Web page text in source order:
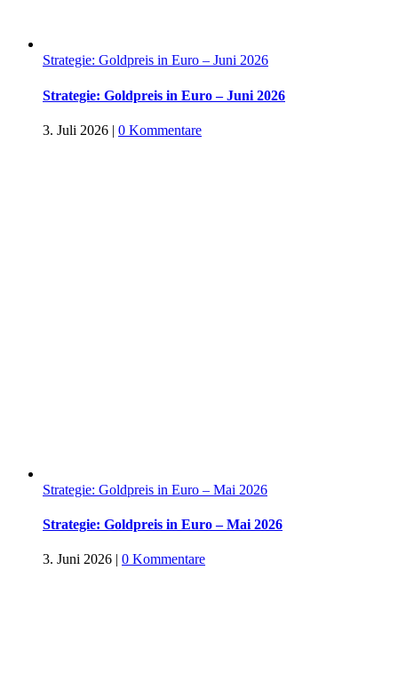
Strategie: Goldpreis in Euro – Juni 2026
Strategie: Goldpreis in Euro – Juni 2026
3. Juli 2026 | 0 Kommentare
Strategie: Goldpreis in Euro – Mai 2026
Strategie: Goldpreis in Euro – Mai 2026
3. Juni 2026 | 0 Kommentare